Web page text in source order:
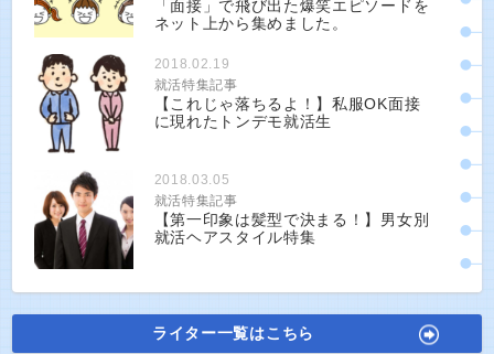
「面接」で飛び出た爆笑エピソードを
ネット上から集めました。
2018.02.19
就活特集記事
【これじゃ落ちるよ！】私服OK面接
に現れたトンデモ就活生
2018.03.05
就活特集記事
【第一印象は髪型で決まる！】男女別
就活ヘアスタイル特集
ライター一覧はこちら